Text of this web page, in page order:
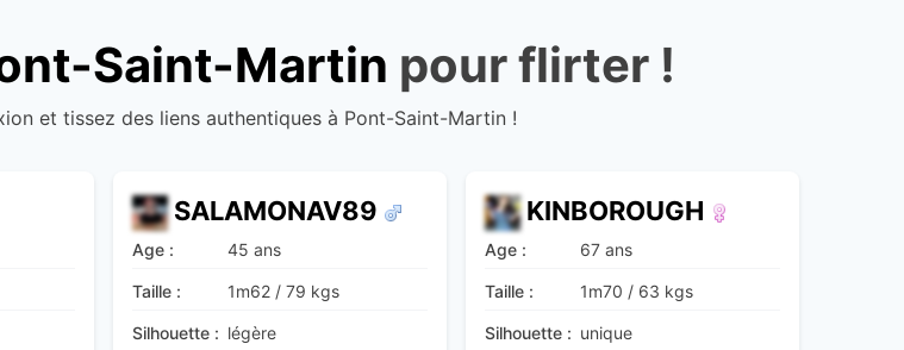
Saint-Martin pour flirter !
et tissez des liens authentiques à Pont-Saint-Martin !
SALAMONAV89
Age : 45 ans
Taille : 1m62 / 79 kgs
Silhouette : légère
KINBOROUGH
Age : 67 ans
Taille : 1m70 / 63 kgs
Silhouette : unique